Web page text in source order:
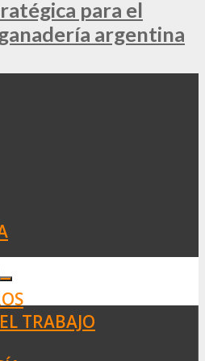
para el
argentina
TRABAJO